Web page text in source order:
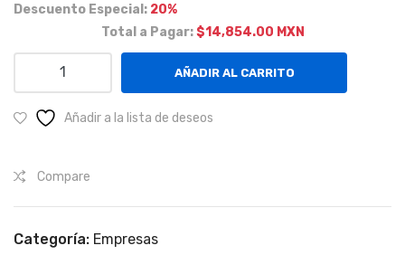
min
Descuento Especial: 20%
Total a Pagar:$14,854.00 MXN
Corporativos
Ciudad
de
Área
y
AÑADIR AL CARRITO
Añadir a la lista de deseos
Compare
Categoría: Empresas